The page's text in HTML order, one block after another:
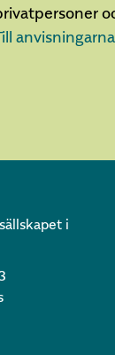
anvisningarna
i